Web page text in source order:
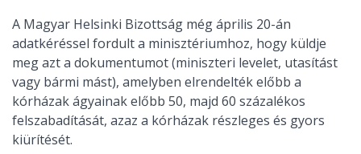
A Magyar Helsinki Bizottság még április 20-án
adatkéréssel fordult a minisztériumhoz, hogy küldje
meg azt a dokumentumot (miniszteri levelet, utasítást
vagy bármi mást), amelyben elrendelték előbb a
kórházak ágyainak előbb 50, majd 60 százalékos
felszabadítását, azaz a kórházak részleges és gyors
kiürítését.